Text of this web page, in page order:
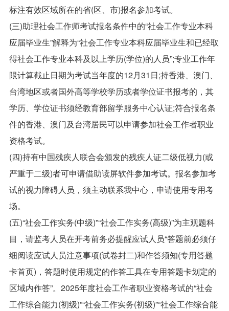
标注有效区域所在的省(区、市)报名参加考试。
(三)助理社会工作师考试报名条件中的“社会工作专业本科
应届毕业生”解释为“社会工作专业本科应届毕业生和已经取
得社会工作专业本科及以上学历(学位)的人员”;专业工作年
限计算截止日期为考试当年度的12月31日;持香港、澳门、
台湾地区或者国外高等学校学历或者学位证书报考的，其
学历、学位证书须经教育部留学服务中心认证;符合报名条
件的香港、澳门及台湾居民可以申请参加社会工作者职业
资格考试。
(四)持有中国残疾人联合会颁发的残疾人证二级低视力(或
严重于二级)者可申请借助读屏软件参加考试。报名参加考
试的视力障碍人员，须主动联系我中心，申请使用专用考
场。
(五)“社会工作实务(中级)”“社会工作实务(高级)”为主观题科
目，请监考人员在开考前务必提醒应试人员“答题前必须仔
细阅读应试人员注意事项(试卷封二)和作答须知(专用答题
卡首页)，答题时使用规定的作答工具在专用答题卡划定的
区域内作答”。2025年度社会工作者职业资格考试的“社会
工作综合能力(初级)”“社会工作实务(初级)”“社会工作综合能